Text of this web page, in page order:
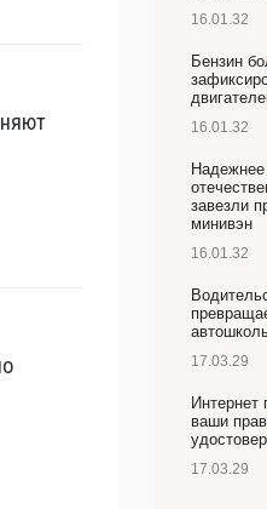
16.01.32
Бензин
16.01.32
Надежнее
завезли
минивэн
16.01.32
17.03.29
Интернет
ваши
17.03.29